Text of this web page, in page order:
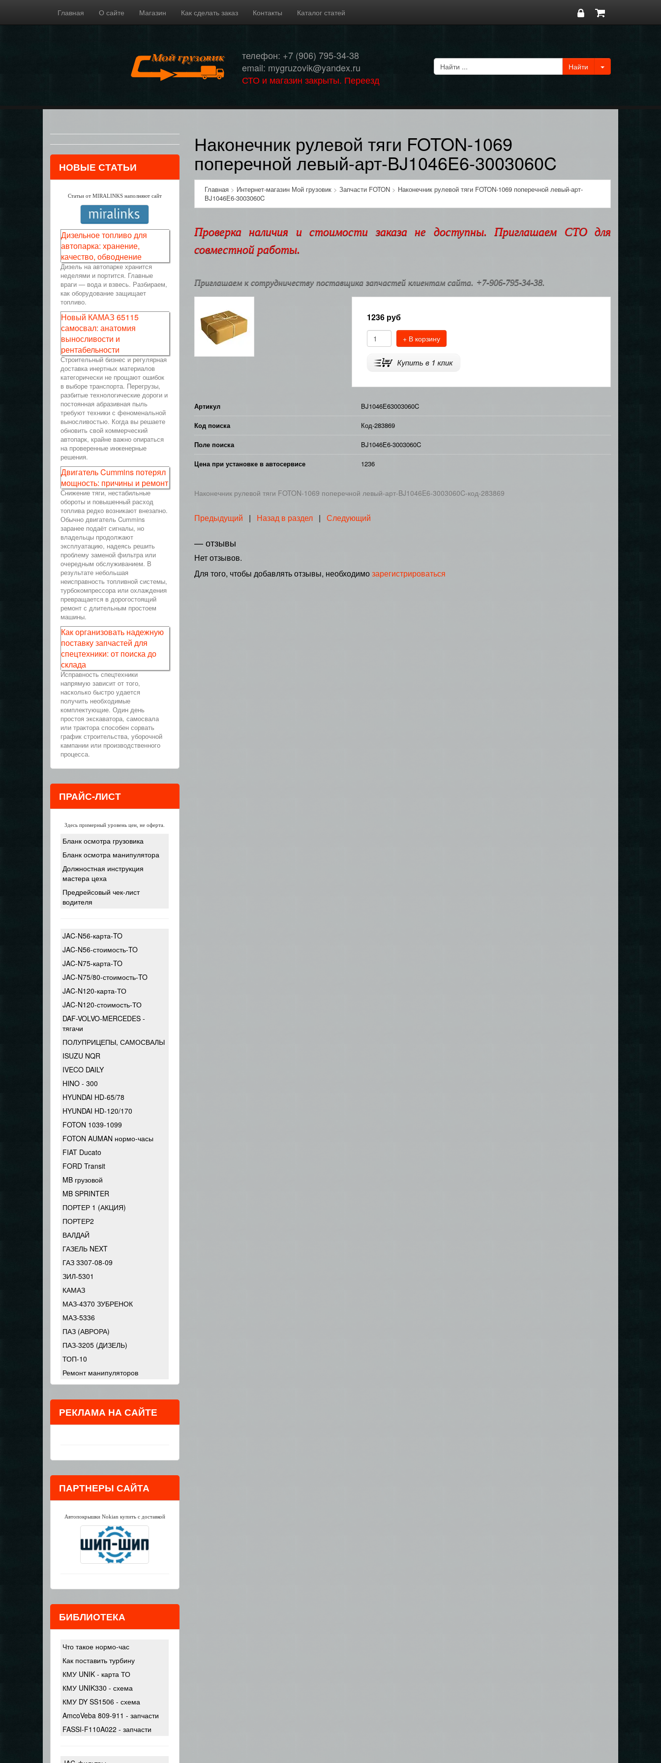
Главная О сайте Магазин Как сделать заказ Контакты Каталог статей
телефон: +7 (906) 795-34-38
email: mygruzovik@yandex.ru
СТО и магазин закрыты. Переезд
Наконечник рулевой тяги FOTON-1069
поперечной левый-арт-BJ1046E6-3003060C
Главная> Интернет-магазин Мой грузовик> Запчасти FOTON> Наконечник рулевой тяги FOTON-1069 поперечной левый-арт-
BJ1046E6-3003060C
Проверка наличия и стоимости заказа не доступны. Приглашаем СТО для
совместной работы.
Приглашаем к сотрудничеству поставщика запчастей клиентам сайта. +7-906-795-34-38.
1236руб
+ В корзину
Артикул BJ1046E63003060C
Код поиска Код-283869
Поле поиска BJ1046E6-3003060C
Цена при установке в автосервисе 1236
Наконечник рулевой тяги FOTON-1069 поперечной левый-арт-BJ1046E6-3003060C-код-283869
Предыдущий | Назад в раздел| Следующий
— отзывы
Нет отзывов.
Для того, чтобы добавлять отзывы, необходимозарегистрироваться
НОВЫЕ СТАТЬИ
Статьи от MIRALINKS наполняют сайт
Дизельное топливо для
автопарка: хранение,
качество, обводнение
Дизель на автопарке хранится
неделями и портится. Главные
враги — вода и взвесь. Разбираем,
как оборудование защищает
топливо.
Новый КАМАЗ 65115
самосвал: анатомия
выносливости и
рентабельности
Строительный бизнес и регулярная
доставка инертных материалов
категорически не прощают ошибок
в выборе транспорта. Перегрузы,
разбитые технологические дороги и
постоянная абразивная пыль
требуют техники с феноменальной
выносливостью. Когда вы решаете
обновить свой коммерческий
автопарк, крайне важно опираться
на проверенные инженерные
решения.
Двигатель Cummins потерял
мощность: причины и ремонт
Снижение тяги, нестабильные
обороты и повышенный расход
топлива редко возникают внезапно.
Обычно двигатель Cummins
заранее подаёт сигналы, но
владельцы продолжают
эксплуатацию, надеясь решить
проблему заменой фильтра или
очередным обслуживанием. В
результате небольшая
неисправность топливной системы,
турбокомпрессора или охлаждения
превращается в дорогостоящий
ремонт с длительным простоем
машины.
Как организовать надежную
поставку запчастей для
спецтехники: от поиска до
склада
Исправность спецтехники
напрямую зависит от того,
насколько быстро удается
получить необходимые
комплектующие. Один день
простоя экскаватора, самосвала
или трактора способен сорвать
график строительства, уборочной
кампании или производственного
процесса.
ПРАЙС-ЛИСТ
Здесь примерный уровень цен, не оферта.
Бланк осмотра грузовика
Бланк осмотра манипулятора
Должностная инструкция
мастера цеха
Предрейсовый чек-лист
водителя
JAC-N56-карта-TO
JAC-N56-стоимость-TO
JAC-N75-карта-TO
JAC-N75/80-стоимость-TO
JAC-N120-карта-ТО
JAC-N120-стоимость-ТО
DAF-VOLVO-MERCEDES -
тягачи
ПОЛУПРИЦЕПЫ, САМОСВАЛЫ
ISUZU NQR
IVECO DAILY
HINO - 300
HYUNDAI HD-65/78
HYUNDAI HD-120/170
FOTON 1039-1099
FOTON AUMAN нормо-часы
FIAT Ducato
FORD Transit
MB грузовой
MB SPRINTER
ПОРТЕР 1 (АКЦИЯ)
ПОРТЕР2
ВАЛДАЙ
ГАЗЕЛЬ NEXT
ГАЗ 3307-08-09
ЗИЛ-5301
КАМАЗ
МАЗ-4370 ЗУБРЕНОК
МАЗ-5336
ПАЗ (АВРОРА)
ПАЗ-3205 (ДИЗЕЛЬ)
ТОП-10
Ремонт манипуляторов
РЕКЛАМА НА САЙТЕ
ПАРТНЕРЫ САЙТА
Автопокрышки Nokian купить с доставкой
БИБЛИОТЕКА
Что такое нормо-час
Как поставить турбину
КМУ UNIK - карта ТО
КМУ UNIK330 - схема
КМУ DY SS1506 - схема
AmcoVeba 809-911 - запчасти
FASSI-F110A022 - запчасти